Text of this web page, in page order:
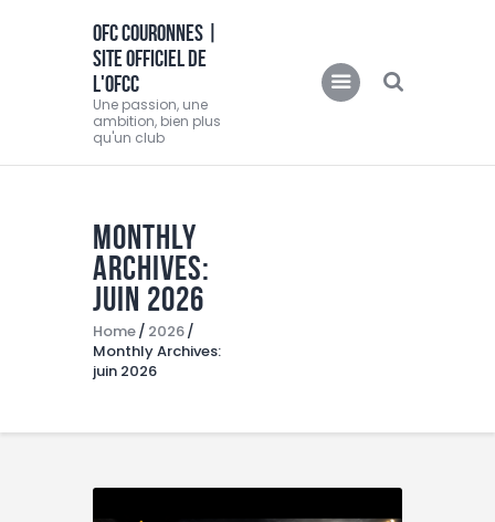
OFC COURONNES |
SITE OFFICIEL DE
L'OFCC
Une passion, une
ambition, bien plus
qu'un club
Monthly
Archives:
juin 2026
Home
2026
Monthly Archives:
juin 2026
OFC COURONNES | SITE OFFICIEL DE L'OFCC
Une passion, une ambition, bien plus qu'un club
Accueil
Actualités
Equipes
Féminine
O.F.C.C.TV
BOUTIQUE